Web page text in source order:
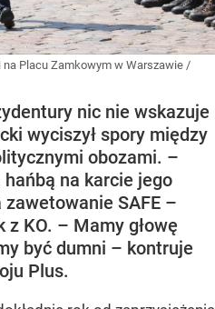
Placu Zamkowym w Warszawie /
nic nie wskazuje
wyciszył spory między
obozami. –
na karcie jego
SAFE –
KO. – Mamy głowę
być dumni – kontruje
Plus.